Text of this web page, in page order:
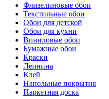
Флизелиновые обои
Текстильные обои
Обои для детской
Обои для кухни
Виниловые обои
Бумажные обои
Краски
Лепнина
Клей
Напольные покрытия
Паркетная доска